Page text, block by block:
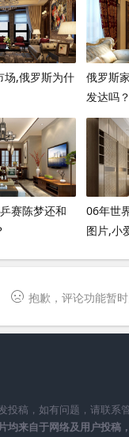
场,俄罗斯为什
俄罗斯
发达吗？
赛陈梦还和
06年世
图片,小
抱歉，评论功能暂
投稿，如有问题，请联系
均来自于网络及用户投稿